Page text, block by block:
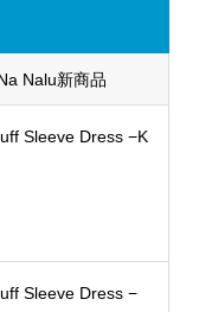
Nalu新商品
Sleeve Dress −K
Sleeve Dress −